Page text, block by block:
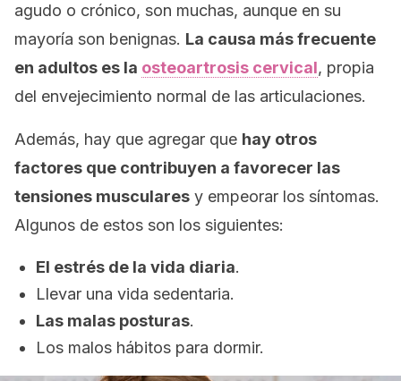
agudo o crónico, son muchas, aunque en su
mayoría son benignas. La causa más frecuente
en adultos es la osteoartrosis cervical, propia
del envejecimiento normal de las articulaciones.
Además, hay que agregar que hay otros
factores que contribuyen a favorecer las
tensiones musculares y empeorar los síntomas.
Algunos de estos son los siguientes:
El estrés de la vida diaria.
Llevar una vida sedentaria.
Las malas posturas.
Los malos hábitos para dormir.